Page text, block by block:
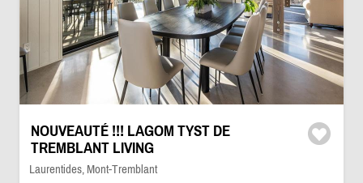
NOUVEAUTÉ !!! LAGOM TYST DE
TREMBLANT LIVING
Laurentides, Mont-Tremblant